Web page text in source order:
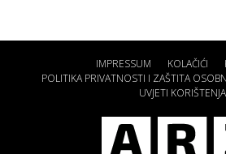
IMPRESSUM KOLAČIĆI
POLITIKA PRIVATNOSTI I ZAŠTITA
UVJETI KORIŠTENJA